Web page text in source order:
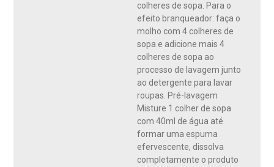
colheres de sopa. Para o
efeito branqueador: faça o
molho com 4 colheres de
sopa e adicione mais 4
colheres de sopa ao
processo de lavagem junto
ao detergente para lavar
roupas. Pré-lavagem
Misture 1 colher de sopa
com 40ml de água até
formar uma espuma
efervescente, dissolva
completamente o produto